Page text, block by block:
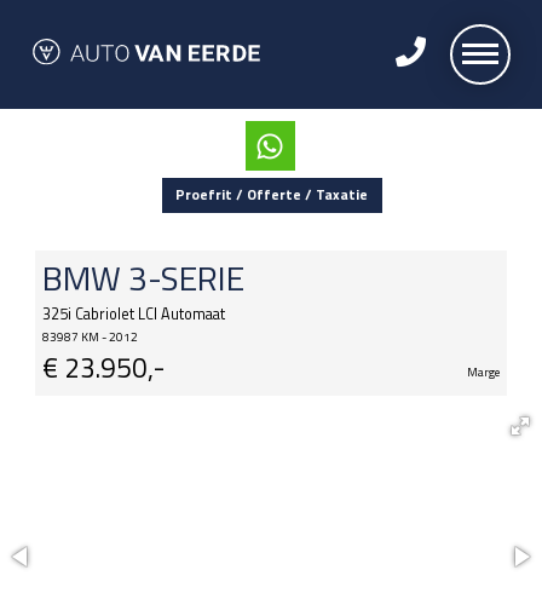
Proefrit / Offerte / Taxatie
BMW3-SERIE
325i Cabriolet LCI Automaat
83987 KM - 2012
€ 23.950,- Marge